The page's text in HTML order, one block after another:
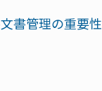
書管理の重要性